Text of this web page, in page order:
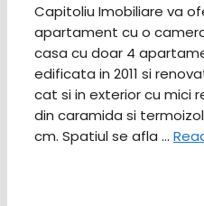
Capitoliu Imobiliare va
apartament cu o
casa cu doar 4
edificata in 2011 si
cat si in exterior cu mici
din caramida si
cm. Spatiul se afla …